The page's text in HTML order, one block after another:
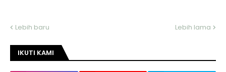
Lebih baru Lebih lama
IKUTI KAMI